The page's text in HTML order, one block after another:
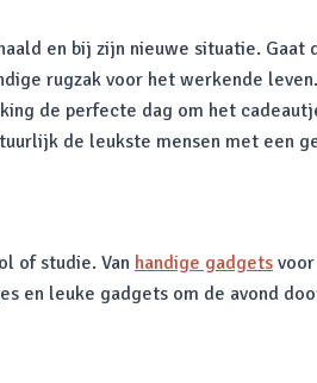
en bij zijn nieuwe situatie.
rugzak voor het werkende
de perfecte dag om het
de leukste mensen met een
of studie. Van handige gadgets
en leuke gadgets om de avond